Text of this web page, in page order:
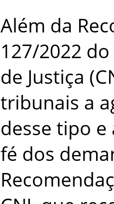
Além da
127/2022
de Justiça
tribunais a
desse tipo
fé dos